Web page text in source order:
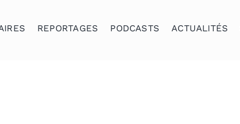
REPORTAGES PODCASTS ACTUALITÉS